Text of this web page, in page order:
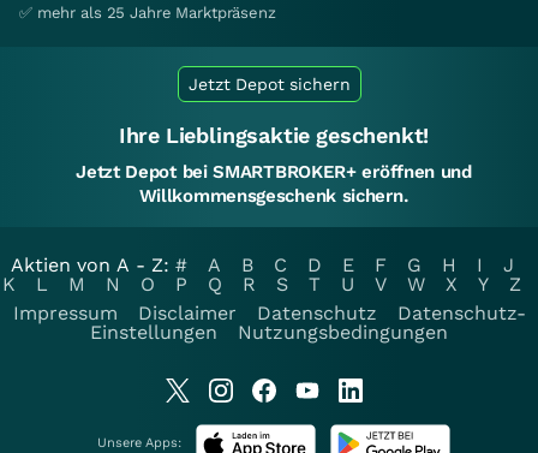
✅ mehr als 25 Jahre Marktpräsenz
Jetzt Depot sichern
Ihre Lieblingsaktie geschenkt!
Jetzt Depot bei SMARTBROKER+ eröffnen und
Willkommensgeschenk sichern.
Aktien von A - Z: # A B C D E F G H I
J
K
L M N O P Q R S T U V W X Y
Z
Impressum
Disclaimer Datenschutz
Datenschutz-
Einstellungen
Nutzungsbedingungen
Unsere Apps: